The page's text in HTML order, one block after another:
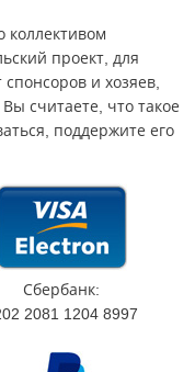
коллективом
проект, для
и хозяев,
считаете, что такое
поддержите его
Сбербанк:
2081 1204 8997